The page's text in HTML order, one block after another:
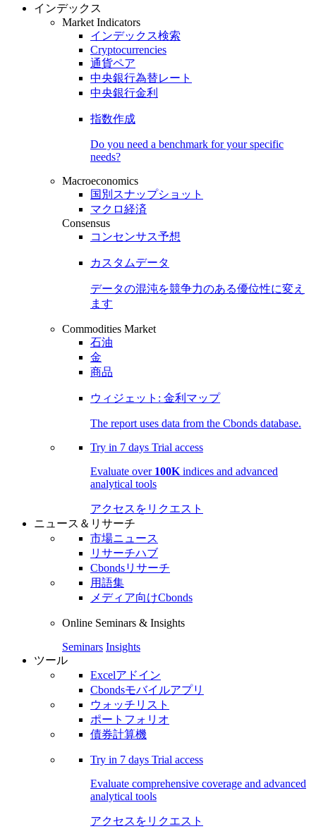
インデックス
Market Indicators
インデックス検索
Cryptocurrencies
通貨ペア
中央銀行為替レート
中央銀行金利
指数作成
Do you need a benchmark for your specific
needs?
Macroeconomics
国別スナップショット
マクロ経済
Consensus
コンセンサス予想
カスタムデータ
データの混沌を競争力のある優位性に変え
ます
Commodities Market
石油
金
商品
ウィジェット: 金利マップ
The report uses data from the Cbonds database.
Try in 7 days Trial access
Evaluate over 100K indices and advanced
analytical tools
アクセスをリクエスト
ニュース＆リサーチ
市場ニュース
リサーチハブ
Cbondsリサーチ
用語集
メディア向けCbonds
Online Seminars & Insights
Seminars Insights
ツール
Excelアドイン
Cbondsモバイルアプリ
ウォッチリスト
ポートフォリオ
債券計算機
Try in 7 days Trial access
Evaluate comprehensive coverage and advanced
analytical tools
アクセスをリクエスト